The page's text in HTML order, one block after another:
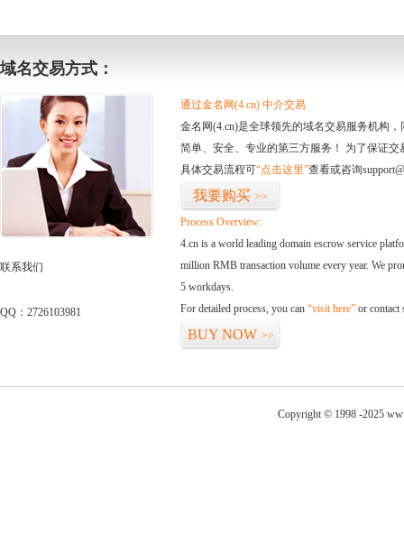
域名交易方式：
联系我们
QQ：2726103981
通过金名网(4.cn) 中介交易
金名网(4.cn)是全球领先的域名交易服务机构
简单、安全、专业的第三方服务！ 为了保证
具体交易流程可“点击这里”查看或咨询
我要购买 >>
Process Overview:
4.cn is a world leading domain escrow service
million RMB transaction volume every year. We
5 workdays.
For detailed process, you can “visit here” or contact
BUY NOW >>
Copyright © 1998 -2025